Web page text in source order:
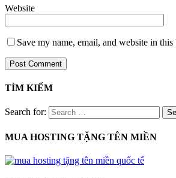
Website
Save my name, email, and website in
TÌM KIẾM
Search for:
MUA HOSTING TẶNG TÊN MIỀN